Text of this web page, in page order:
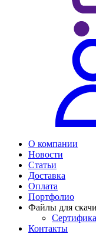
О компании
Новости
Статьи
Доставка
Оплата
Портфолио
Файлы для
Контакты